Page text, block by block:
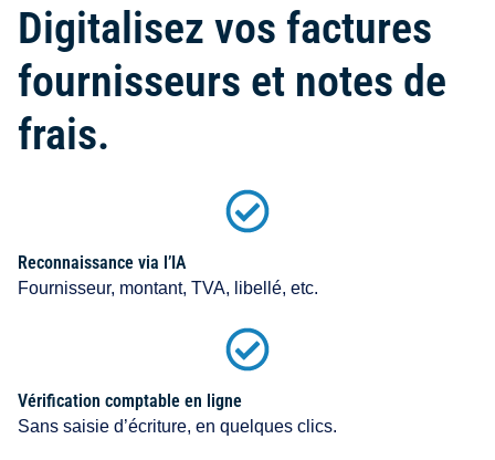
Digitalisez vos factures
fournisseurs et notes de
frais.
Reconnaissance via l’IA
Fournisseur, montant, TVA, libellé, etc.
Vérification comptable en ligne
Sans saisie d’écriture, en quelques clics.